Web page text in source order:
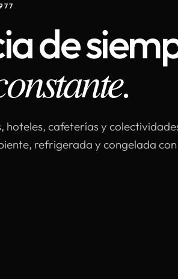
de
cafeterías y
refrigerada y congelada